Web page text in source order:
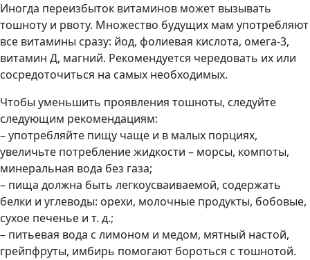
Иногда переизбыток витаминов может вызывать
тошноту и рвоту. Множество будущих мам употребляют
все витамины сразу: йод, фолиевая кислота, омега-3,
витамин Д, магний. Рекомендуется чередовать их или
сосредоточиться на самых необходимых.
Чтобы уменьшить проявления тошноты, следуйте
следующим рекомендациям:
– употребляйте пищу чаще и в малых порциях,
увеличьте потребление жидкости – морсы, компоты,
минеральная вода без газа;
– пища должна быть легкоусваиваемой, содержать
белки и углеводы: орехи, молочные продукты, бобовые,
сухое печенье и т. д.;
– питьевая вода с лимоном и медом, мятный настой,
грейпфруты, имбирь помогают бороться с тошнотой.